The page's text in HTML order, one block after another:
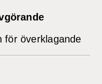
för överklagande